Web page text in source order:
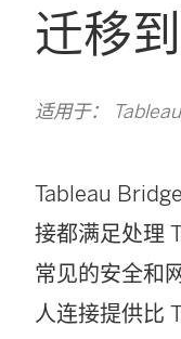
迁移
适用于：
Tableau
接都满足处理
常见的安全和
人连接提供比